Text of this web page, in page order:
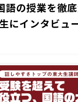
語の授業を徹
にインタビュ